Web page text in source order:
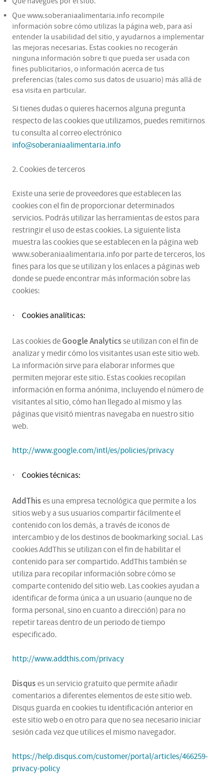
Que www.soberaniaalimentaria.info recompile
información sobre cómo utilizas la página web, para así
entender la usabilidad del sitio, y ayudarnos a implementar
las mejoras necesarias. Estas cookies no recogerán
ninguna información sobre ti que pueda ser usada con
fines publicitarios, o información acerca de tus
preferencias (tales como sus datos de usuario) más allá de
esa visita en particular.
Si tienes dudas o quieres hacernos alguna pregunta
respecto de las cookies que utilizamos, puedes remitirnos
tu consulta al correo electrónico
info@soberaniaalimentaria.info
2. Cookies de terceros
Existe una serie de proveedores que establecen las
cookies con el fin de proporcionar determinados
servicios. Podrás utilizar las herramientas de estos para
restringir el uso de estas cookies. La siguiente lista
muestra las cookies que se establecen en la página web
www.soberaniaalimentaria.info por parte de terceros, los
fines para los que se utilizan y los enlaces a páginas web
donde se puede encontrar más información sobre las
cookies:
· Cookies analíticas:
Las cookies deGoogle Analyticsse utilizan con el fin de
analizar y medir cómo los visitantes usan este sitio web.
La información sirve para elaborar informes que
permiten mejorar este sitio. Estas cookies recopilan
información en forma anónima, incluyendo el número de
visitantes al sitio, cómo han llegado al mismo y las
páginas que visitó mientras navegaba en nuestro sitio
web.
http://www.google.com/intl/es/policies/privacy
· Cookies técnicas:
AddThises una empresa tecnológica que permite a los
sitios web y a sus usuarios compartir fácilmente el
contenido con los demás, a través de iconos de
intercambio y de los destinos de bookmarking social. Las
cookies AddThis se utilizan con el fin de habilitar el
contenido para ser compartido. AddThis también se
utiliza para recopilar información sobre cómo se
comparte contenido del sitio web. Las cookies ayudan a
identificar de forma única a un usuario (aunque no de
forma personal, sino en cuanto a dirección) para no
repetir tareas dentro de un periodo de tiempo
especificado.
http://www.addthis.com/privacy
Disquses un servicio gratuito que permite añadir
comentarios a diferentes elementos de este sitio web.
Disqus guarda en cookies tu identificación anterior en
este sitio web o en otro para que no sea necesario iniciar
sesión cada vez que utilices el mismo navegador.
https://help.disqus.com/customer/portal/articles/466259-
privacy-policy